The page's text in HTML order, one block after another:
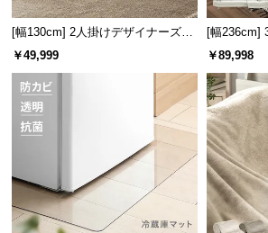
[幅130cm] 2人掛けデザイナーズソ
ファ ル・コルビジェ LC2 名作 リ
￥49,999
[幅236cm]
ファ
￥89,998